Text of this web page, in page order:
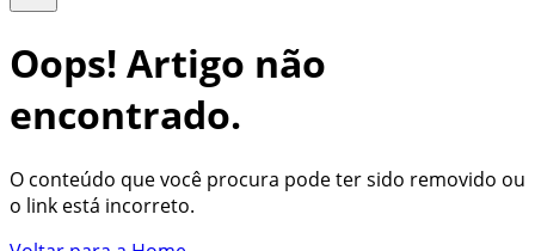
Oops! Artigo não
encontrado.
O conteúdo que você procura pode ter sido removido ou
o link está incorreto.